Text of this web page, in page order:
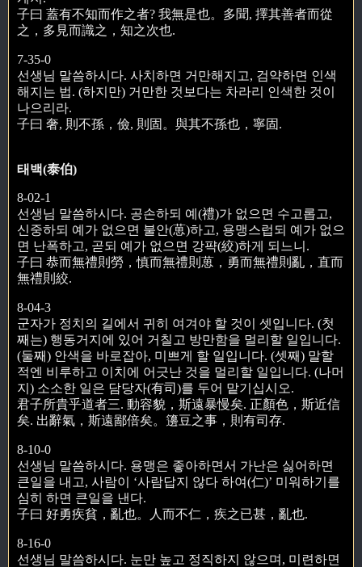
子曰 蓋有不知而作之者? 我無是也。多聞, 擇其善者而從
之，多見而識之，知之次也.
7-35-0
선생님 말씀하시다. 사치하면 거만해지고, 검약하면 인색
해지는 법. (하지만) 거만한 것보다는 차라리 인색한 것이
나으리라.
子曰 奢, 則不孫，儉, 則固。與其不孫也，寧固.
태백(泰伯)
8-02-1
선생님 말씀하시다. 공손하되 예(禮)가 없으면 수고롭고,
신중하되 예가 없으면 불안(葸)하고, 용맹스럽되 예가 없으
면 난폭하고, 곧되 예가 없으면 강퍅(絞)하게 되느니.
子曰 恭而無禮則勞，慎而無禮則葸，勇而無禮則亂，直而
無禮則絞.
8-04-3
군자가 정치의 길에서 귀히 여겨야 할 것이 셋입니다. (첫
째는) 행동거지에 있어 거칠고 방만함을 멀리할 일입니다.
(둘째) 안색을 바로잡아, 미쁘게 할 일입니다. (셋째) 말할
적엔 비루하고 이치에 어긋난 것을 멀리할 일입니다. (나머
지) 소소한 일은 담당자(有司)를 두어 맡기십시오.
君子所貴乎道者三. 動容貌，斯遠暴慢矣. 正顏色，斯近信
矣. 出辭氣，斯遠鄙倍矣。籩豆之事，則有司存.
8-10-0
선생님 말씀하시다. 용맹은 좋아하면서 가난은 싫어하면
큰일을 내고, 사람이 ‘사람답지 않다 하여(仁)’ 미워하기를
심히 하면 큰일을 낸다.
子曰 好勇疾貧，亂也。人而不仁，疾之已甚，亂也.
8-16-0
선생님 말씀하시다. 눈만 높고 정직하지 않으며, 미련하면